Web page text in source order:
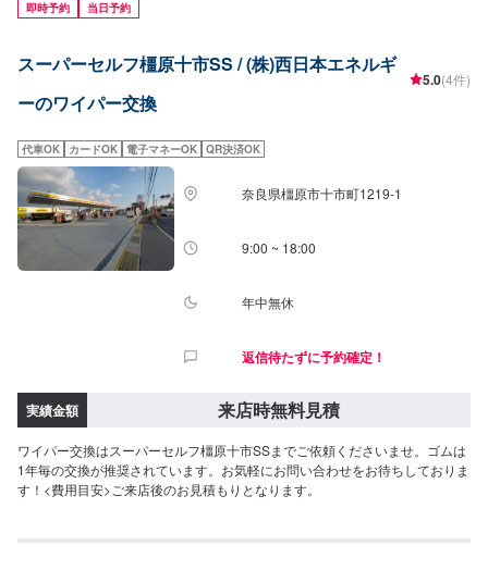
即時予約 当日予約
スーパーセルフ橿原十市SS / (株)西日本エネルギ
ーのワイパー交換
5.0(4件)
代車OK カードOK 電子マネーOK QR決済OK
奈良県橿原市十市町1219-1
9:00 ~ 18:00
年中無休
返信待たずに予約確定！
実績金額 来店時無料見積
ワイパー交換はスーパーセルフ橿原十市SSまでご依頼くださいませ。ゴムは
1年毎の交換が推奨されています。お気軽にお問い合わせをお待ちしておりま
す！<費用目安>ご来店後のお見積もりとなります。